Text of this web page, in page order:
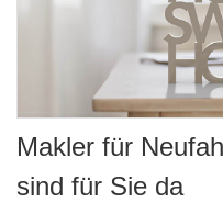
Makler für
sind für Sie da